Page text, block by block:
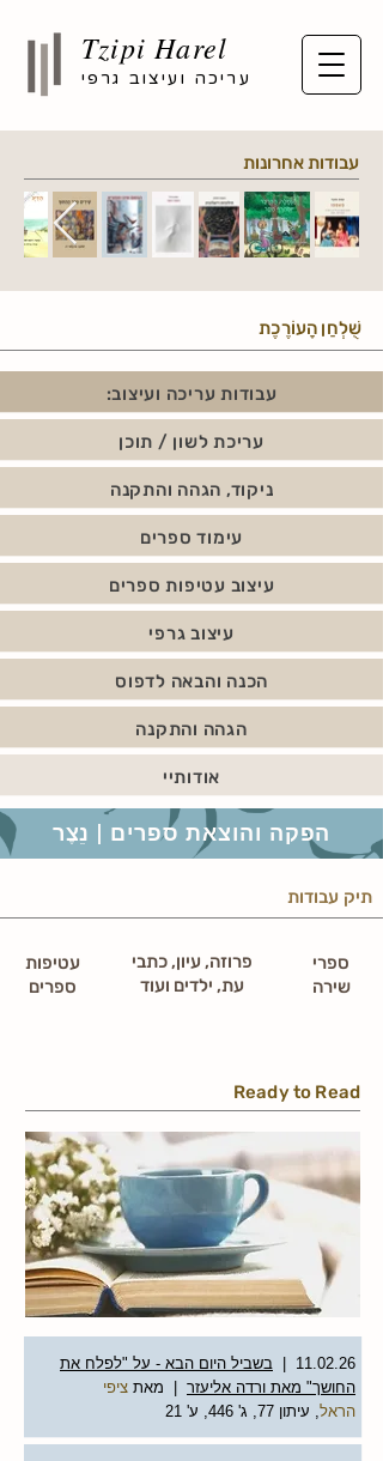
Tzipi Harel
עריכה ועיצוב גרפי
עבודות אחרונות
שֻׁלְחַן הָעוֹרֶכֶת
:עבודות עריכה ועיצוב
עריכת לשון / תוכן
ניקוד, הגהה והתקנה
עימוד ספרים
עיצוב עטיפות ספרים
עיצוב גרפי
הכנה והבאה לדפוס
הגהה והתקנה
אודותיי
הפקה והוצאת ספרים | נֵצֶר
תיק עבודות
עטיפות
ספרים
פרוזה, עיון, כתבי
עת, ילדים ועוד
ספרי
שירה
Ready to Read
11.02.26 |
בשביל היום הבא - על "לפלח את
החושך" מאת ורדה אליעזר | מאת ציפי
הראל, עיתון 77, ג' 446, ע' 21